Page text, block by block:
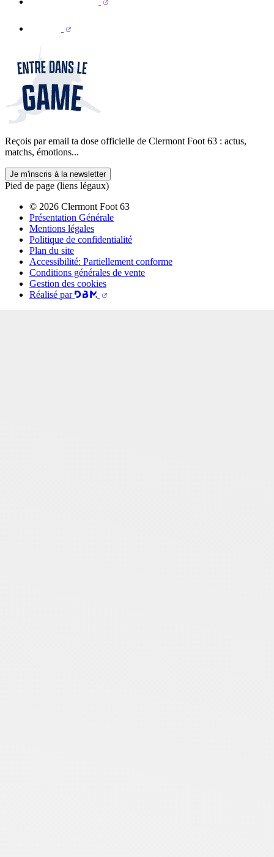
Reçois par email ta dose officielle de Clermont Foot 63 : actus,
matchs, émotions...
Je m'inscris à la newsletter
Pied de page (liens légaux)
© 2026 Clermont Foot 63
Présentation Générale
Mentions légales
Politique de confidentialité
Plan du site
Accessibilité: Partiellement conforme
Conditions générales de vente
Gestion des cookies
Réalisé par